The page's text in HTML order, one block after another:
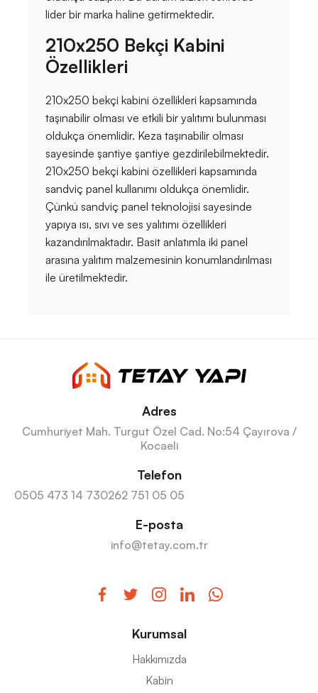
lider bir marka haline getirmektedir.
210x250 Bekçi Kabini
Özellikleri
210x250 bekçi kabini özellikleri kapsamında
taşınabilir olması ve etkili bir yalıtımı bulunması
oldukça önemlidir. Keza taşınabilir olması
sayesinde şantiye şantiye gezdirilebilmektedir.
210x250 bekçi kabini özellikleri kapsamında
sandviç panel kullanımı oldukça önemlidir.
Çünkü sandviç panel teknolojisi sayesinde
yapıya ısı, sıvı ve ses yalıtımı özellikleri
kazandırılmaktadır. Basit anlatımla iki panel
arasına yalıtım malzemesinin konumlandırılması
ile üretilmektedir.
Adres
Cumhuriyet Mah. Turgut Özel Cad. No:54 Çayırova /
Kocaeli
Telefon
0505 473 14 730262 751 05 05
E-posta
info@tetay.com.tr
Kurumsal
Hakkımızda
Kabin